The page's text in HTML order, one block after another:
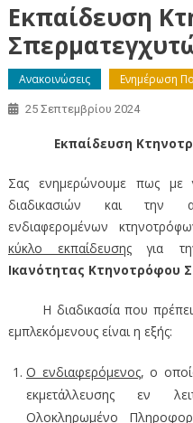
Εκπαίδευση
Ανακοινώσεις Ενημέρωση
25 Σεπτεμβρίου 2024
Εκπαίδευση
Σας ενημερώνουμε πως με
διαδικασιών και την
ενδιαφερομένων
κύκλο εκπαίδευσης για
Ικανότητας Κτηνοτρόφου
Η διαδικασία που πρέπει
εμπλεκόμενους είναι η εξής:
Ο ενδιαφερόμενος, ο
εκμετάλλευσης εν
Ολοκληρωμένο